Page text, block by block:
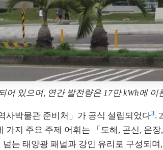
있으며, 연간 발전량은 17만 kWh에 이
사박물관 준비처」가 공식 설립되었다3.
지 주요 주제 어휘는 「도해, 곤신, 운
넘는 태양광 패널과 강인 유리로 구성되